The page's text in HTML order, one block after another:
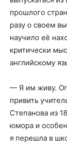
прошлого
разу о своем
научило её
критически
английскому
— Я им живу.
привить
Степанова из
юмора и
я перешла в